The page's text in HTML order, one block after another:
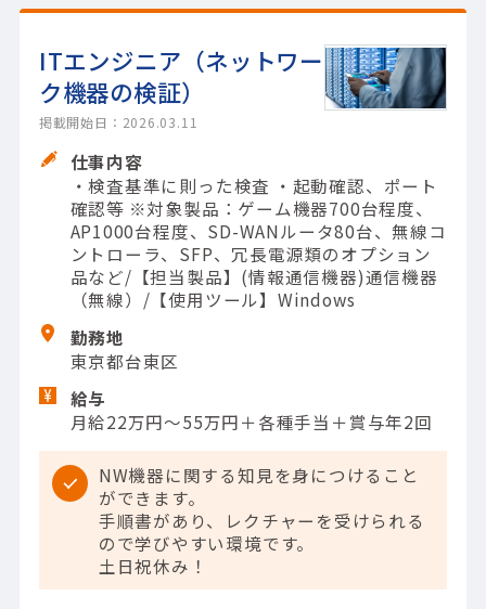
ITエンジニア（ネットワー
ク機器の検証）
掲載開始日：2026.03.11
仕事内容
・検査基準に則った検査 ・起動確認、ポート
確認等 ※対象製品：ゲーム機器700台程度、
AP1000台程度、SD-WANルータ80台、無線コ
ントローラ、SFP、冗長電源類のオプション
品など/【担当製品】(情報通信機器)通信機器
（無線）/【使用ツール】Windows
勤務地
東京都台東区
給与
月給22万円～55万円＋各種手当＋賞与年2回
NW機器に関する知見を身につけること
ができます。
手順書があり、レクチャーを受けられる
ので学びやすい環境です。
土日祝休み！